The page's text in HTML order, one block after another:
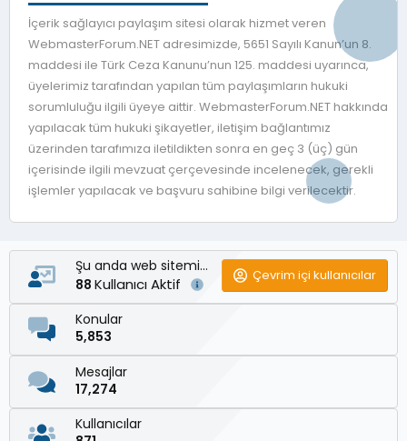
İçerik sağlayıcı paylaşım sitesi olarak hizmet veren
WebmasterForum.NET adresimizde, 5651 Sayılı Kanun’un 8.
maddesi ile Türk Ceza Kanunu’nun 125. maddesi uyarınca,
üyelerimiz tarafından yapılan tüm paylaşımların hukuki
sorumluluğu ilgili üyeye aittir. WebmasterForum.NET hakkında
yapılacak tüm hukuki şikayetler, iletişim bağlantımız
üzerinden tarafımıza iletildikten sonra en geç 3 (üç) gün
içerisinde ilgili mevzuat çerçevesinde incelenecek, gerekli
işlemler yapılacak ve başvuru sahibine bilgi verilecektir.
Şu anda web sitemizde
88 Kullanıcı Aktif Çevrim içi kullanıcılar
Konular
5,853
Mesajlar
17,274
Kullanıcılar